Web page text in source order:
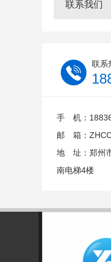
联系我们
联系
手 机：
邮 箱：
地 址：郑州
南电梯4楼